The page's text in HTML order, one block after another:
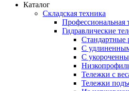
Каталог
Складская техника
Профессиональная
Гидравлические
Стандартные
С
С
Тележки с
Тележки